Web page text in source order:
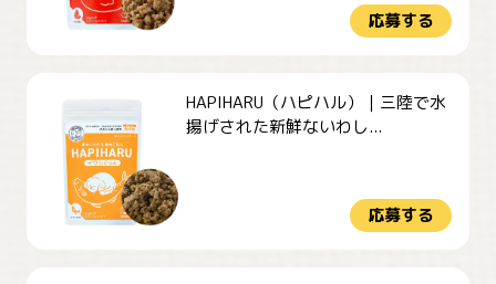
応募する
HAPIHARU（ハピハル）｜三陸で水
揚げされた新鮮ないわし...
応募する